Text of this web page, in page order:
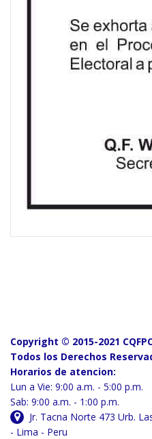
Copyright © 2015-2021
Todos los Derechos
Horarios de atencion:
Lun a Vie: 9:00 a.m. - 5:00 p.m.
Sab: 9:00 a.m. - 1:00 p.m.
Jr. Tacna Norte 473 Urb.
- Lima - Peru